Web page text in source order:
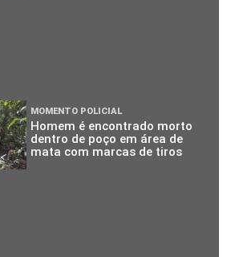
MOMENTO POLICIAL
Homem é encontrado morto
dentro de poço em área de
mata com marcas de tiros